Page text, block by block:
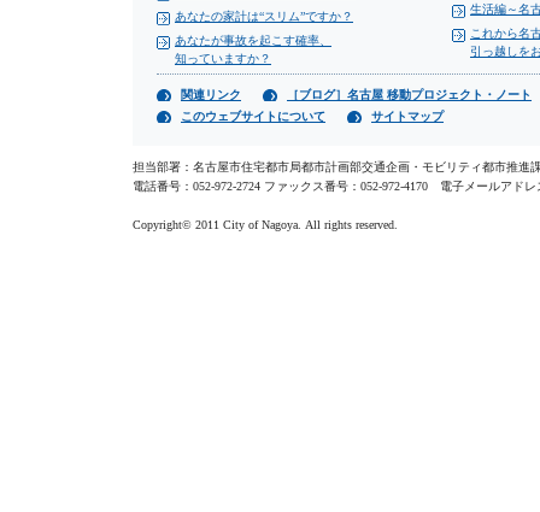
あなたの家計は“スリム”ですか？
あなたが事故を起こす確率、
知っていますか？
生活編～名
これから名
引っ越しを
関連リンク
［ブログ］名古屋 移動プロジェクト・ノート
このウェブサイトについて
サイトマップ
担当部署：名古屋市住宅都市局都市計画部交通企画・モビリティ都市推
電話番号：052-972-2724 ファックス番号：052-972-4170 電子メールアド
Copyright© 2011 City of Nagoya. All rights reserved.